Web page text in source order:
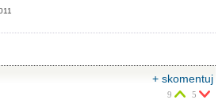
+ skomentuj
9 5